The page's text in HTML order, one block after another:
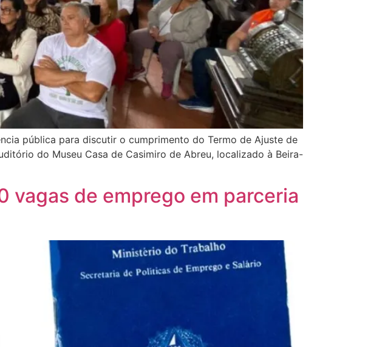
pública para discutir o cumprimento do Termo de Ajuste de
do Museu Casa de Casimiro de Abreu, localizado à Beira-
vagas de emprego em parceria